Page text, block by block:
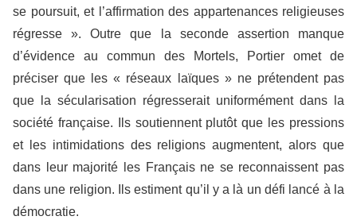
se poursuit, et l’affirmation des appartenances religieuses
régresse ». Outre que la seconde assertion manque
d’évidence au commun des Mortels, Portier omet de
préciser que les « réseaux laïques » ne prétendent pas
que la sécularisation régresserait uniformément dans la
société française. Ils soutiennent plutôt que les pressions
et les intimidations des religions augmentent, alors que
dans leur majorité les Français ne se reconnaissent pas
dans une religion. Ils estiment qu’il y a là un défi lancé à la
démocratie.